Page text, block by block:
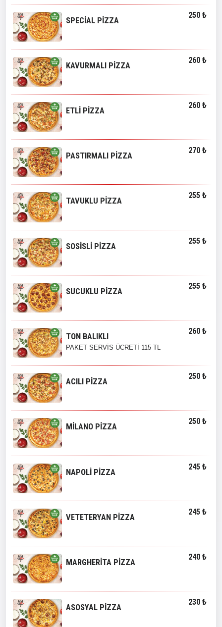
SPECİAL PİZZA
250 ₺
KAVURMALI PİZZA
260 ₺
ETLİ PİZZA
260 ₺
PASTIRMALI PİZZA
270 ₺
TAVUKLU PİZZA
255 ₺
SOSİSLİ PİZZA
255 ₺
SUCUKLU PİZZA
255 ₺
TON BALIKLI
260 ₺
PAKET SERVİS ÜCRETİ 115 TL
ACILI PİZZA
250 ₺
MİLANO PİZZA
250 ₺
NAPOLİ PİZZA
245 ₺
VETETERYAN PİZZA
245 ₺
MARGHERİTA PİZZA
240 ₺
ASOSYAL PİZZA
230 ₺